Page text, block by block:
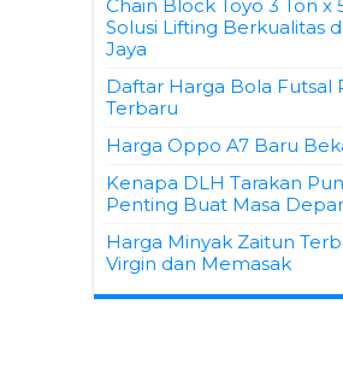
Chain Block Toyo 3 Ton x
Solusi Lifting Berkualitas
Jaya
Daftar Harga Bola Futsal
Terbaru
Harga Oppo A7 Baru
Kenapa DLH Tarakan
Penting Buat Masa
Harga Minyak Zaitun
Virgin dan Memasak